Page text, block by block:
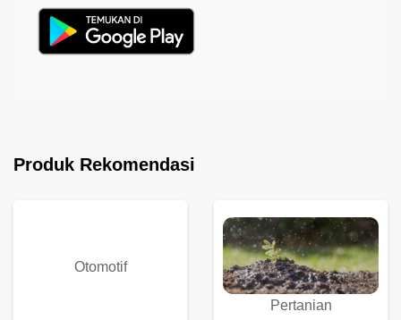
Produk Rekomendasi
Otomotif
Pertanian